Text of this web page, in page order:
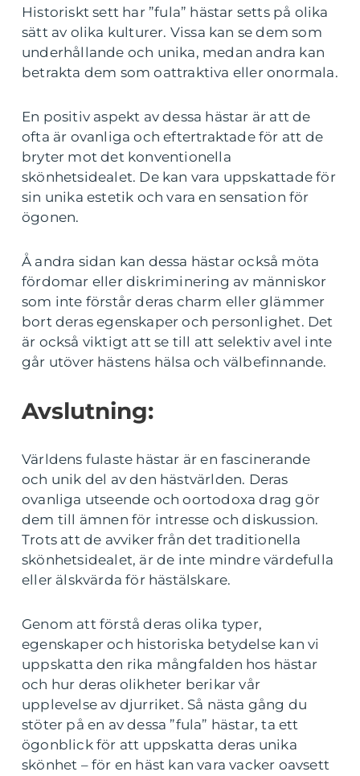
Historiskt sett har ”fula” hästar setts på olika
sätt av olika kulturer. Vissa kan se dem som
underhållande och unika, medan andra kan
betrakta dem som oattraktiva eller onormala.
En positiv aspekt av dessa hästar är att de
ofta är ovanliga och eftertraktade för att de
bryter mot det konventionella
skönhetsidealet. De kan vara uppskattade för
sin unika estetik och vara en sensation för
ögonen.
Å andra sidan kan dessa hästar också möta
fördomar eller diskriminering av människor
som inte förstår deras charm eller glämmer
bort deras egenskaper och personlighet. Det
är också viktigt att se till att selektiv avel inte
går utöver hästens hälsa och välbefinnande.
Avslutning:
Världens fulaste hästar är en fascinerande
och unik del av den hästvärlden. Deras
ovanliga utseende och oortodoxa drag gör
dem till ämnen för intresse och diskussion.
Trots att de avviker från det traditionella
skönhetsidealet, är de inte mindre värdefulla
eller älskvärda för hästälskare.
Genom att förstå deras olika typer,
egenskaper och historiska betydelse kan vi
uppskatta den rika mångfalden hos hästar
och hur deras olikheter berikar vår
upplevelse av djurriket. Så nästa gång du
stöter på en av dessa ”fula” hästar, ta ett
ögonblick för att uppskatta deras unika
skönhet – för en häst kan vara vacker oavsett